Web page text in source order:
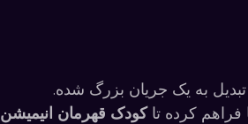
فراهم کرده تاکودک قهرمان انیمیشن